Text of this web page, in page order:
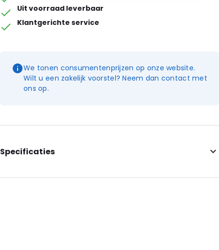
Uit voorraad leverbaar
Klantgerichte service
We tonen consumentenprijzen op onze website.
Wilt u een zakelijk voorstel? Neem dan contact met
ons op.
Specificaties
Internal Length: 215